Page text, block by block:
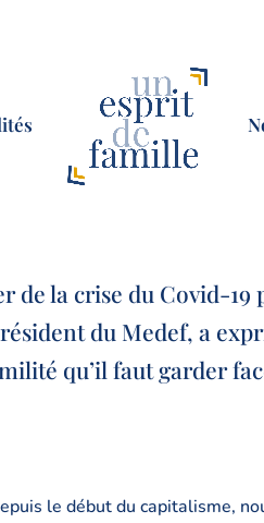
de la crise du Covid-
du Medef, a
qu’il faut garder
le début du capitalisme,